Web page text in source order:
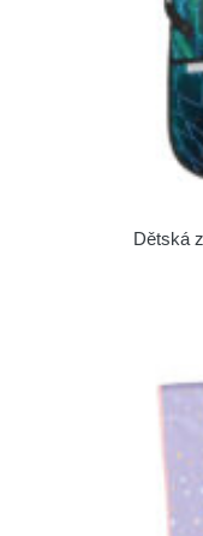
Dětská